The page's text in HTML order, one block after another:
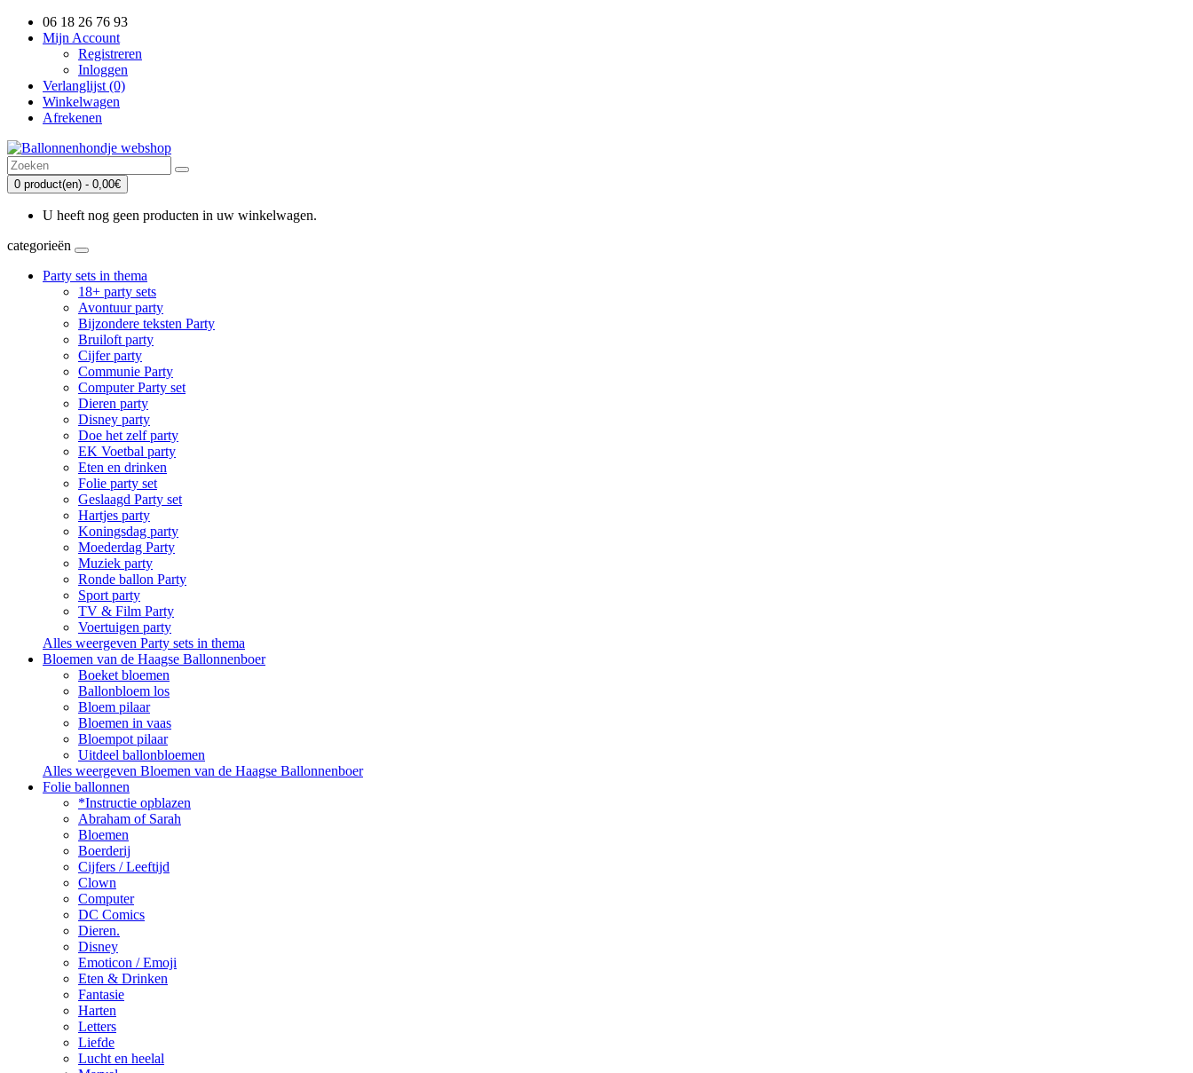
06 18 26 76 93
Mijn Account
Registreren
Inloggen
Verlanglijst (0)
Winkelwagen
Afrekenen
0 product(en) - 0,00€
U heeft nog geen producten in uw winkelwagen.
categorieën
Party sets in thema
18+ party sets
Avontuur party
Bijzondere teksten Party
Bruiloft party
Cijfer party
Communie Party
Computer Party set
Dieren party
Disney party
Doe het zelf party
EK Voetbal party
Eten en drinken
Folie party set
Geslaagd Party set
Hartjes party
Koningsdag party
Moederdag Party
Muziek party
Ronde ballon Party
Sport party
TV & Film Party
Voertuigen party
Alles weergeven Party sets in thema
Bloemen van de Haagse Ballonnenboer
Boeket bloemen
Ballonbloem los
Bloem pilaar
Bloemen in vaas
Bloempot pilaar
Uitdeel ballonbloemen
Alles weergeven Bloemen van de Haagse Ballonnenboer
Folie ballonnen
*Instructie opblazen
Abraham of Sarah
Bloemen
Boerderij
Cijfers / Leeftijd
Clown
Computer
DC Comics
Dieren.
Disney
Emoticon / Emoji
Eten & Drinken
Fantasie
Harten
Letters
Liefde
Lucht en heelal